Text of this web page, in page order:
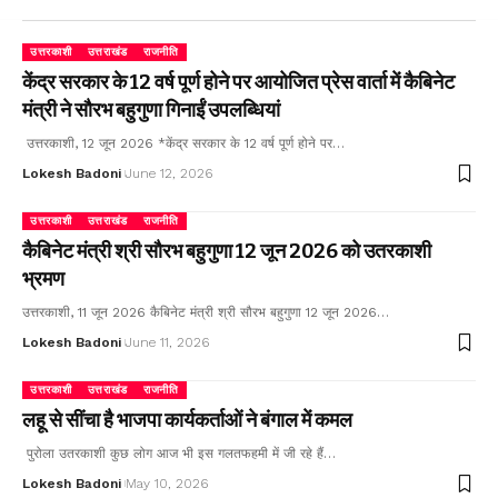
उत्तरकाशी उत्तराखंड राजनीति
केंद्र सरकार के 12 वर्ष पूर्ण होने पर आयोजित प्रेस वार्ता में कैबिनेट
मंत्री ने सौरभ बहुगुणा गिनाईं उपलब्धियां
उत्तरकाशी, 12 जून 2026 *केंद्र सरकार के 12 वर्ष पूर्ण होने पर…
Lokesh Badoni June 12, 2026
उत्तरकाशी उत्तराखंड राजनीति
कैबिनेट मंत्री श्री सौरभ बहुगुणा 12 जून 2026 को उतरकाशी
भ्रमण
उत्तरकाशी, 11 जून 2026 कैबिनेट मंत्री श्री सौरभ बहुगुणा 12 जून 2026…
Lokesh Badoni June 11, 2026
उत्तरकाशी उत्तराखंड राजनीति
लहू से सींचा है भाजपा कार्यकर्ताओं ने बंगाल में कमल
पुरोला उतरकाशी कुछ लोग आज भी इस गलतफहमी में जी रहे हैं…
Lokesh Badoni May 10, 2026